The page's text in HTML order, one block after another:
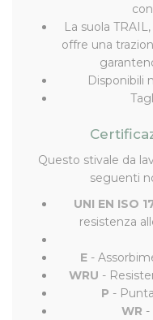
La suola
offre una
Disponibili
Questo stivale da
seguenti
UNI EN ISO
resistenza
E -
WRU -
P -
WR -